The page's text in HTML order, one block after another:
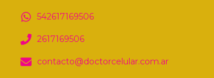
542617169506
2617169506
contacto@doctorcelular.com.ar